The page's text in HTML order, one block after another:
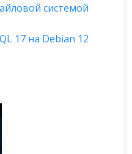
системой
17 на Debian 12